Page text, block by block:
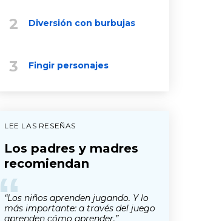
Diversión con burbujas
Fingir personajes
LEE LAS RESEÑAS
Los padres y madres
recomiendan
“
“Los niños aprenden jugando. Y lo
más importante: a través del juego
aprenden cómo aprender.”